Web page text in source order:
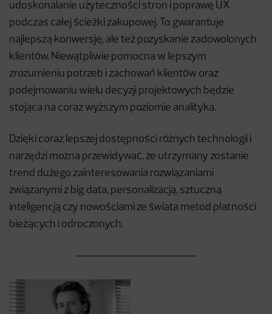
udoskonalanie użyteczności stron i poprawę UX
podczas całej ścieżki zakupowej. To gwarantuje
najlepszą konwersję, ale też pozyskanie zadowolonych
klientów. Niewątpliwie pomocna w lepszym
zrozumieniu potrzeb i zachowań klientów oraz
podejmowaniu wielu decyzji projektowych będzie
stojąca na coraz wyższym poziomie analityka.
Dzięki coraz lepszej dostępności różnych technologii i
narzędzi można przewidywać, że utrzymany zostanie
trend dużego zainteresowania rozwiązaniami
związanymi z big data, personalizacją, sztuczną
inteligencją czy nowościami ze świata metod płatności
bieżących i odroczonych.
————————————————-